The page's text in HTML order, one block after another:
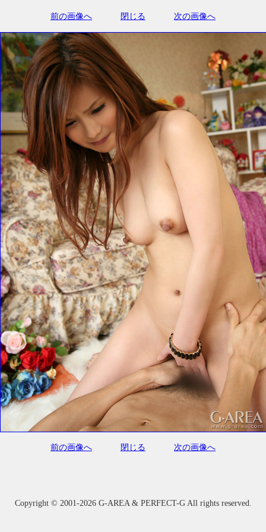
前の画像へ 閉じる 次の画像へ
前の画像へ 閉じる 次の画像へ
Copyright © 2001-2026 G-AREA & PERFECT-G All rights reserved.